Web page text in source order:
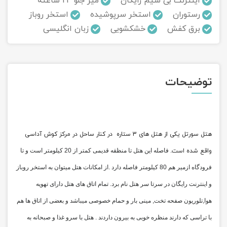
رستوران
استخر سرپوشیده
استخر روباز
برق کفش
خشکشویی زبان انگلیسی
توضیحات
هتل سورتل یکی از هتل های 3 ستاره در کنار ساحل در مرکز کوش آداسی
واقع شده است . فاصله این هتل تا منظقه قدیمی کمتر از 20 کیلومتر است و تا
فرودگاه ازمیر هم 80 کیلومتر فاصله دارد .از امکانات هتل میتوان به استخر روباز
و اینترنت رایگان در سرتا سر هتل نام برد. تمام اتاق های هتل دارای تهویه
هوا,تلوریون صفحه تخت, مینی بار و حمام خصوصی میباشد و بعضی از اتاق ها هم
با تراسی که دارند منظره خوبی به بیرون داردند . هتل با سرو غذا و صبحانه به
تور سوباتان
تور چابهار
تور کاشان
تور آفرود